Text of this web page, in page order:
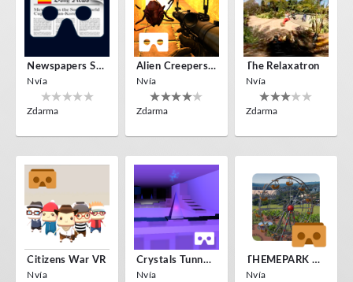
Newspapers Spain VR
Nvía
Zdarma
Alien Creepers VR
Nvía
Zdarma
The Relaxatron
Nvía
Zdarma
Citizens War VR
Nvía
Crystals Tunnel VR
Nvía
THEMEPARK VR
Nvía